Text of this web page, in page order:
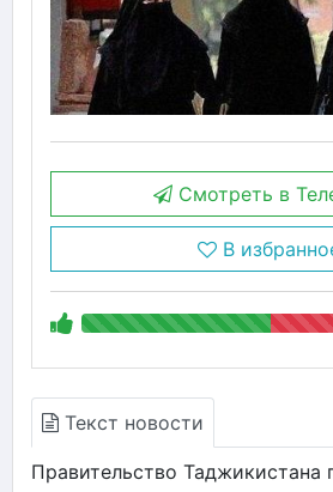
Смотреть в
В
Текст новости
Правительство Таджикистана